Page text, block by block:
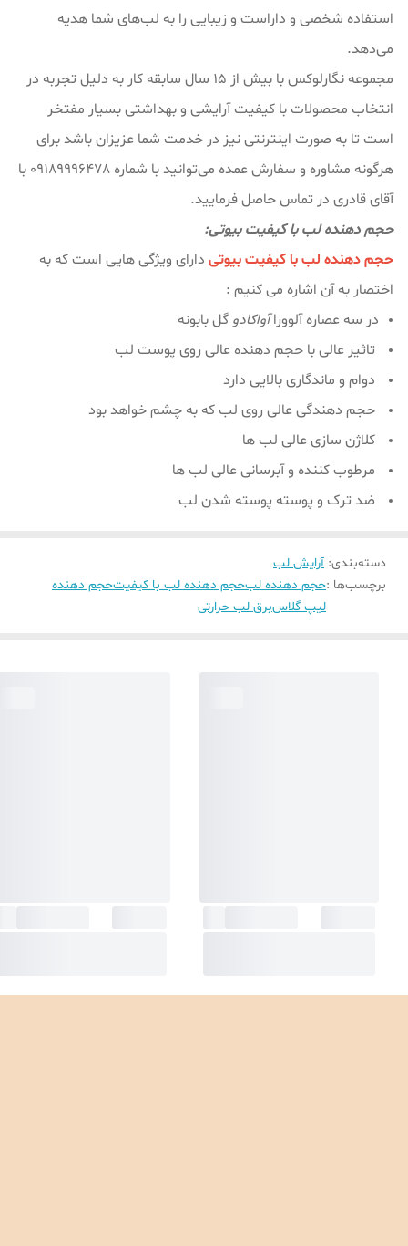
استفاده شخصی و داراست و زیبایی را به لب‌های شما هدیه
می‌دهد.
مجموعه نگارلوکس با بیش از ۱۵ سال سابقه کار به دلیل تجربه در
انتخاب محصولات با کیفیت آرایشی و بهداشتی بسیار مفتخر
است تا به صورت اینترنتی نیز در خدمت شما عزیزان باشد برای
هرگونه مشاوره و سفارش عمده می‌توانید با شماره 09189996478 با
آقای قادری در تماس حاصل فرمایید.
حجم دهنده لب با کیفیت بیوتی:
حجم دهنده لب با کیفیت بیوتی دارای ویژگی هایی است که به
اختصار به آن اشاره می کنیم :
در سه عصاره آلووراآواکادو گل بابونه
تاثیر عالی با حجم دهنده عالی روی پوست لب
دوام و ماندگاری بالایی دارد
حجم دهندگی عالی روی لب که به چشم خواهد بود
کلاژن سازی عالی لب ها
مرطوب کننده و آبرسانی عالی لب ها
ضد ترک و پوسته پوسته شدن لب
دسته‌بندی: آرایش لب
برچسب‌ها :حجم دهنده لبحجم دهنده لب با کیفیتحجم دهنده
لیپ گلاسبرق لب حرارتی